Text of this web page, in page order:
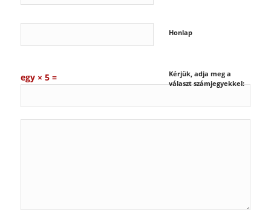
Honlap
Kérjük, adja meg a
választ számjegyekkel:
egy × 5 =